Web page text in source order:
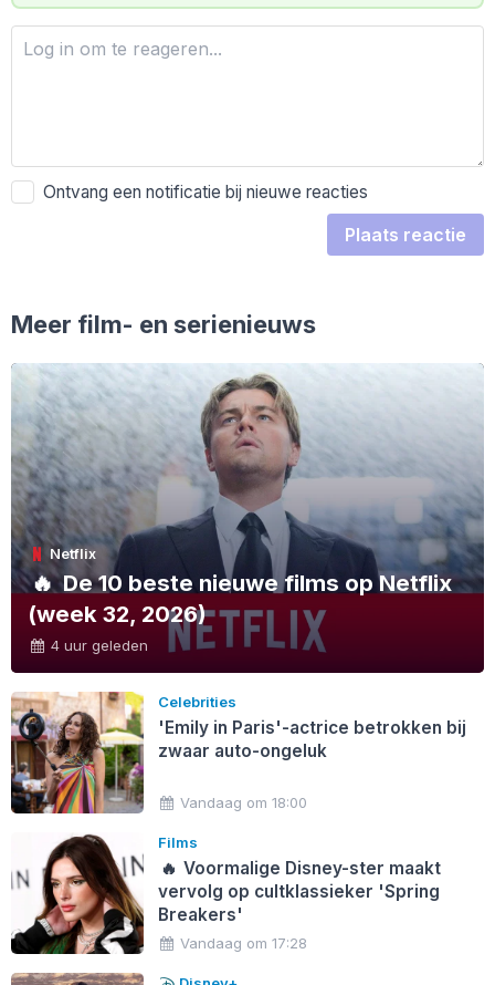
Ontvang een notificatie bij nieuwe reacties
Plaats reactie
Meer film- en serienieuws
Netflix
🔥De 10 beste nieuwe films op Netflix
(week 32, 2026)
4 uur geleden
Celebrities
'Emily in Paris'-actrice betrokken bij
zwaar auto-ongeluk
Vandaag om 18:00
Films
🔥 Voormalige Disney-ster maakt
vervolg op cultklassieker 'Spring
Breakers'
Vandaag om 17:28